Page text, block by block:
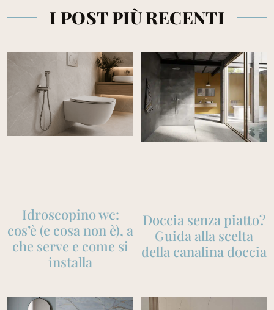
I POST PIÙ RECENTI
Idroscopino wc:
cos’è (e cosa non è), a
che serve e come si
installa
Doccia senza piatto?
Guida alla scelta
della canalina doccia